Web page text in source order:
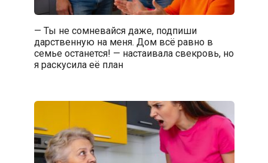
— Ты не сомневайся даже, подпиши
дарственную на меня. Дом всё равно в
семье останется! — настаивала свекровь, но
я раскусила её план